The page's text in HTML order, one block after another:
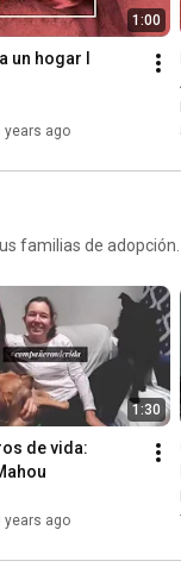
1:00
un hogar I
years ago
familias de adopción.
1:30
de vida:
years ago